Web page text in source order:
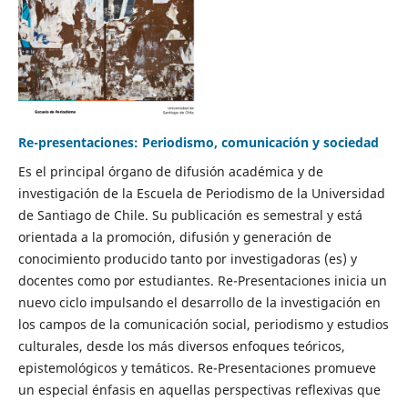
Re-presentaciones: Periodismo, comunicación y sociedad
Es el principal órgano de difusión académica y de
investigación de la Escuela de Periodismo de la Universidad
de Santiago de Chile. Su publicación es semestral y está
orientada a la promoción, difusión y generación de
conocimiento producido tanto por investigadoras (es) y
docentes como por estudiantes. Re-Presentaciones inicia un
nuevo ciclo impulsando el desarrollo de la investigación en
los campos de la comunicación social, periodismo y estudios
culturales, desde los más diversos enfoques teóricos,
epistemológicos y temáticos. Re-Presentaciones promueve
un especial énfasis en aquellas perspectivas reflexivas que